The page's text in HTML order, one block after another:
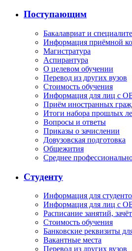
Поступающим
Бакалавриат и
Информация приёмной
Магистратура
Аспирантура
О целевом обучении
Перевод из других вузов
Стоимость обучения
Информация для лиц с
Приём иностранных
Итоги набора прошлых
Вопросы и ответы
Приказы о зачислении
Довузовская подготовка
Общежития
Среднее
Студенту
Информация для
Информация для лиц с
Расписание занятий,
Стоимость обучения
Банковские реквизиты
Вакантные места
Перевод из других вузов